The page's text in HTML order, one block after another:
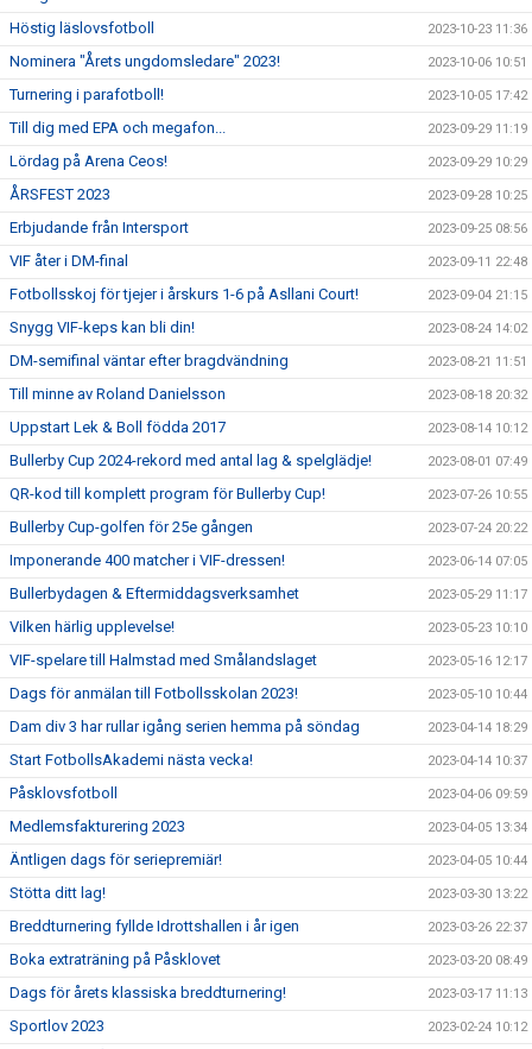
Höstig läslovsfotboll 2023-10-23 11:36
Nominera "Årets ungdomsledare" 2023! 2023-10-06 10:51
Turnering i parafotboll! 2023-10-05 17:42
Till dig med EPA och megafon... 2023-09-29 11:19
Lördag på Arena Ceos! 2023-09-29 10:29
ÅRSFEST 2023 2023-09-28 10:25
Erbjudande från Intersport 2023-09-25 08:56
VIF åter i DM-final 2023-09-11 22:48
Fotbollsskoj för tjejer i årskurs 1-6 på Asllani Court! 2023-09-04 21:15
Snygg VIF-keps kan bli din! 2023-08-24 14:02
DM-semifinal väntar efter bragdvändning 2023-08-21 11:51
Till minne av Roland Danielsson 2023-08-18 20:32
Uppstart Lek & Boll födda 2017 2023-08-14 10:12
Bullerby Cup 2024-rekord med antal lag & spelglädje! 2023-08-01 07:49
QR-kod till komplett program för Bullerby Cup! 2023-07-26 10:55
Bullerby Cup-golfen för 25e gången 2023-07-24 20:22
Imponerande 400 matcher i VIF-dressen! 2023-06-14 07:05
Bullerbydagen & Eftermiddagsverksamhet 2023-05-29 11:17
Vilken härlig upplevelse! 2023-05-23 10:10
VIF-spelare till Halmstad med Smålandslaget 2023-05-16 12:17
Dags för anmälan till Fotbollsskolan 2023! 2023-05-10 10:44
Dam div 3 har rullar igång serien hemma på söndag 2023-04-14 18:29
Start FotbollsAkademi nästa vecka! 2023-04-14 10:37
Påsklovsfotboll 2023-04-06 09:59
Medlemsfakturering 2023 2023-04-05 13:34
Äntligen dags för seriepremiär! 2023-04-05 10:44
Stötta ditt lag! 2023-03-30 13:22
Breddturnering fyllde Idrottshallen i år igen 2023-03-26 22:37
Boka extraträning på Påsklovet 2023-03-20 08:49
Dags för årets klassiska breddturnering! 2023-03-17 11:13
Sportlov 2023 2023-02-24 10:12